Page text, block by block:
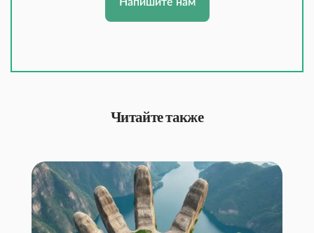
Читайте также